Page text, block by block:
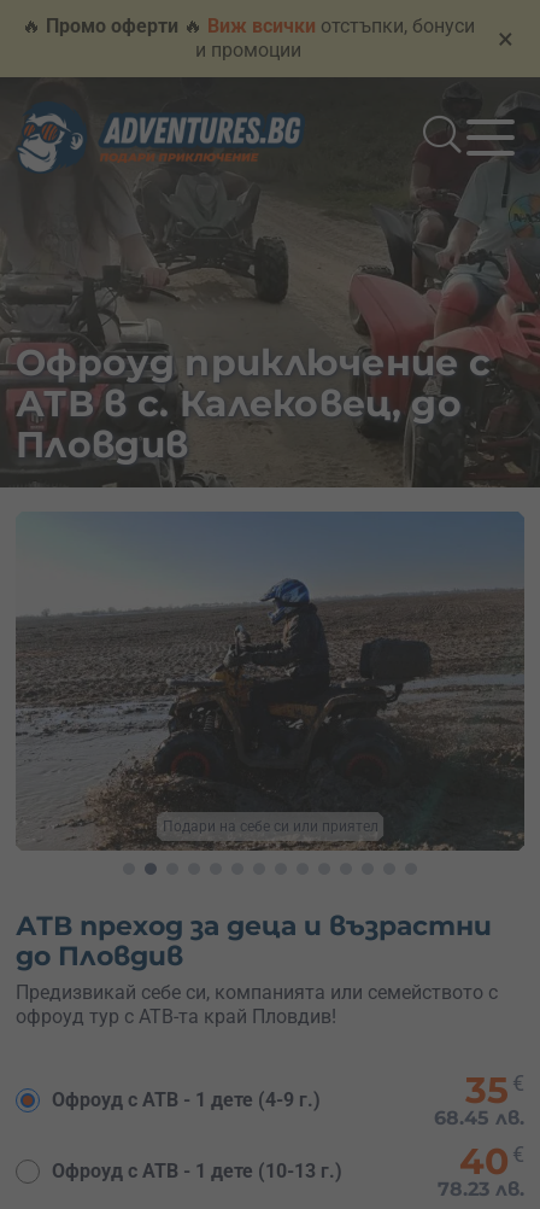
🔥 Промо оферти 🔥 Виж всички отстъпки, бонуси
и промоции
×
Офроуд приключение с
АТВ в с. Калековец, до
Пловдив
Вълнуващи ATV разходки
АТВ преход за деца и възрастни
до Пловдив
Предизвикай себе си, компанията или семейството с
офроуд тур с АТВ-та край Пловдив!
Офроуд с АТВ - 1 дете (4-9 г.) 35 €
68.45 лв.
Офроуд с АТВ - 1 дете (10-13 г.) 40 €
78.23 лв.